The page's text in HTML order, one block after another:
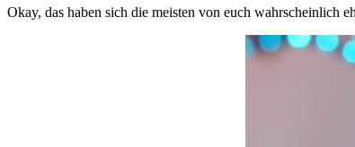
Okay, das haben sich die meisten von euch wahrscheinlich